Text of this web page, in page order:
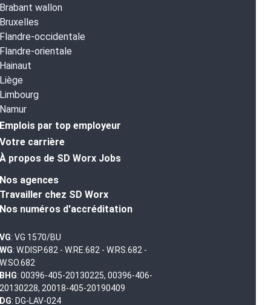
Brabant wallon
Bruxelles
Flandre-occidentale
Flandre-orientale
Hainaut
Liège
Limbourg
Namur
Emplois par top employeur
Votre carrière
À propos de SD Worx Jobs
Nos agences
Travailler chez SD Worx
Nos numéros d'accréditation
VG: VG 1570/BU
WG: W.DISP.682 - W.RE.682 - W.RS.682 -
W.SO.682
BHG: 00396-405-20130225, 00396-406-
20130228, 20018-405-20190409
DG: DG-LAV-024